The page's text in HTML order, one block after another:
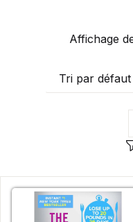
Affichage
Tri par défaut